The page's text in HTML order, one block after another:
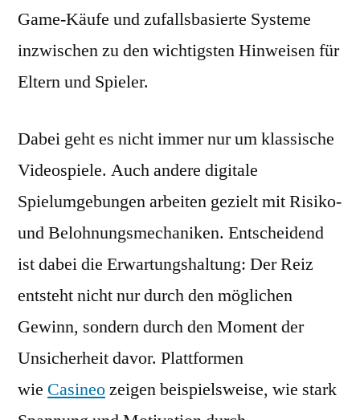
Game-Käufe und zufallsbasierte Systeme
inzwischen zu den wichtigsten Hinweisen für
Eltern und Spieler.
Dabei geht es nicht immer nur um klassische
Videospiele. Auch andere digitale
Spielumgebungen arbeiten gezielt mit Risiko-
und Belohnungsmechaniken. Entscheidend
ist dabei die Erwartungshaltung: Der Reiz
entsteht nicht nur durch den möglichen
Gewinn, sondern durch den Moment der
Unsicherheit davor. Plattformen
wie Casineozeigen beispielsweise, wie stark